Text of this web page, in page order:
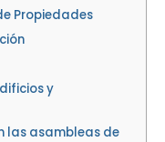
Propiedades
y
las asambleas de